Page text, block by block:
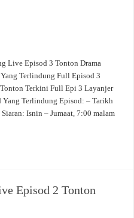
Live Episod 3 Tonton Drama
Terlindung Full Episod 3
Terkini Full Epi 3 Layanjer
Terlindung Episod: – Tarikh
Isnin – Jumaat, 7:00 malam
Episod 2 Tonton